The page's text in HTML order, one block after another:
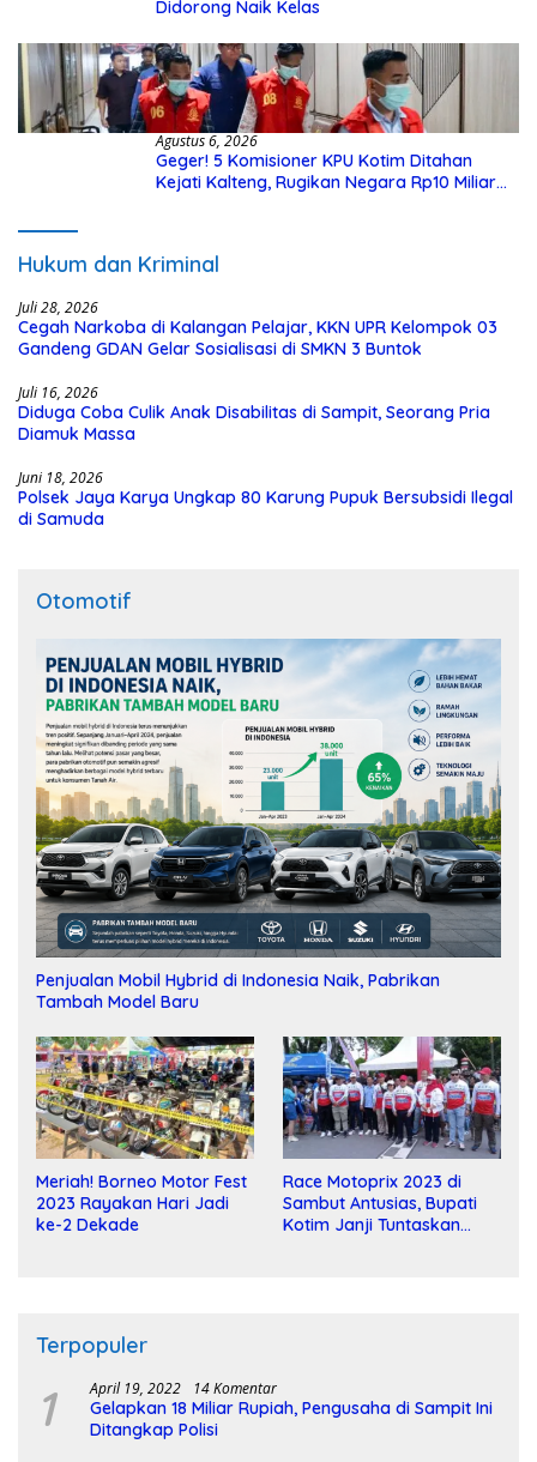
Didorong Naik Kelas
Agustus 6, 2026
Geger! 5 Komisioner KPU Kotim Ditahan
Kejati Kalteng, Rugikan Negara Rp10 Miliar
Hukum dan Kriminal
Juli 28, 2026
Cegah Narkoba di Kalangan Pelajar, KKN UPR Kelompok 03
Gandeng GDAN Gelar Sosialisasi di SMKN 3 Buntok
Juli 16, 2026
Diduga Coba Culik Anak Disabilitas di Sampit, Seorang Pria
Diamuk Massa
Juni 18, 2026
Polsek Jaya Karya Ungkap 80 Karung Pupuk Bersubsidi Ilegal
di Samuda
Otomotif
Penjualan Mobil Hybrid di Indonesia Naik, Pabrikan
Tambah Model Baru
Meriah! Borneo Motor Fest
2023 Rayakan Hari Jadi
ke-2 Dekade
Race Motoprix 2023 di
Sambut Antusias, Bupati
Kotim Janji Tuntaskan
Terpopuler
1 April 19, 2022 14 Komentar
Gelapkan 18 Miliar Rupiah, Pengusaha di Sampit Ini
Ditangkap Polisi